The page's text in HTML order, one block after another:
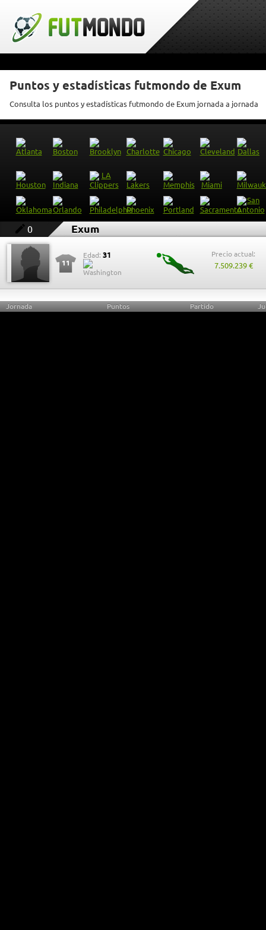
Puntos y estadísticas futmondo de Exum
Consulta los puntos y estadísticas futmondo de Exum jornada a jornada
0 Exum
11
Edad: 31 Precio actual:
7.509.239 €
Jornada Puntos Partido